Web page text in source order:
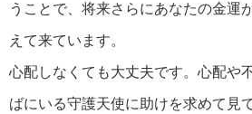
うことで、将来さらにあなたの金運
えて来ています。
心配しなくても大丈夫です。心配や
ばにいる守護天使に助けを求めて見